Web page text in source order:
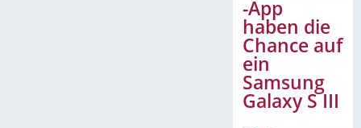
-App
haben die
Chance auf
ein
Samsung
Galaxy S III